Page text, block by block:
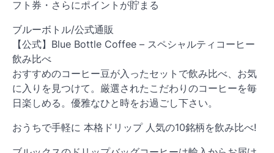
フト券・さらにポイントが貯まる
ブルーボトル/公式通販
【公式】Blue Bottle Coffee – スペシャルティコーヒー
飲み比べ
おすすめのコーヒー豆が入ったセットで飲み比べ、お気
に入りを見つけて。厳選されたこだわりのコーヒーを毎
日楽しめる。優雅なひと時をお過ごし下さい。
おうちで手軽に 本格ドリップ 人気の10銘柄を飲み比べ!